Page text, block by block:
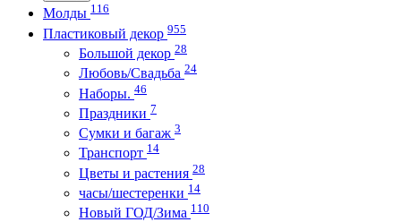
Молды 116
Пластиковый декор 955
Большой декор 28
Любовь/Cвадьба 24
Наборы. 46
Праздники 7
Сумки и багаж 3
Транспорт 14
Цветы и растения 28
часы/шестеренки 14
Новый ГОД/Зима 110